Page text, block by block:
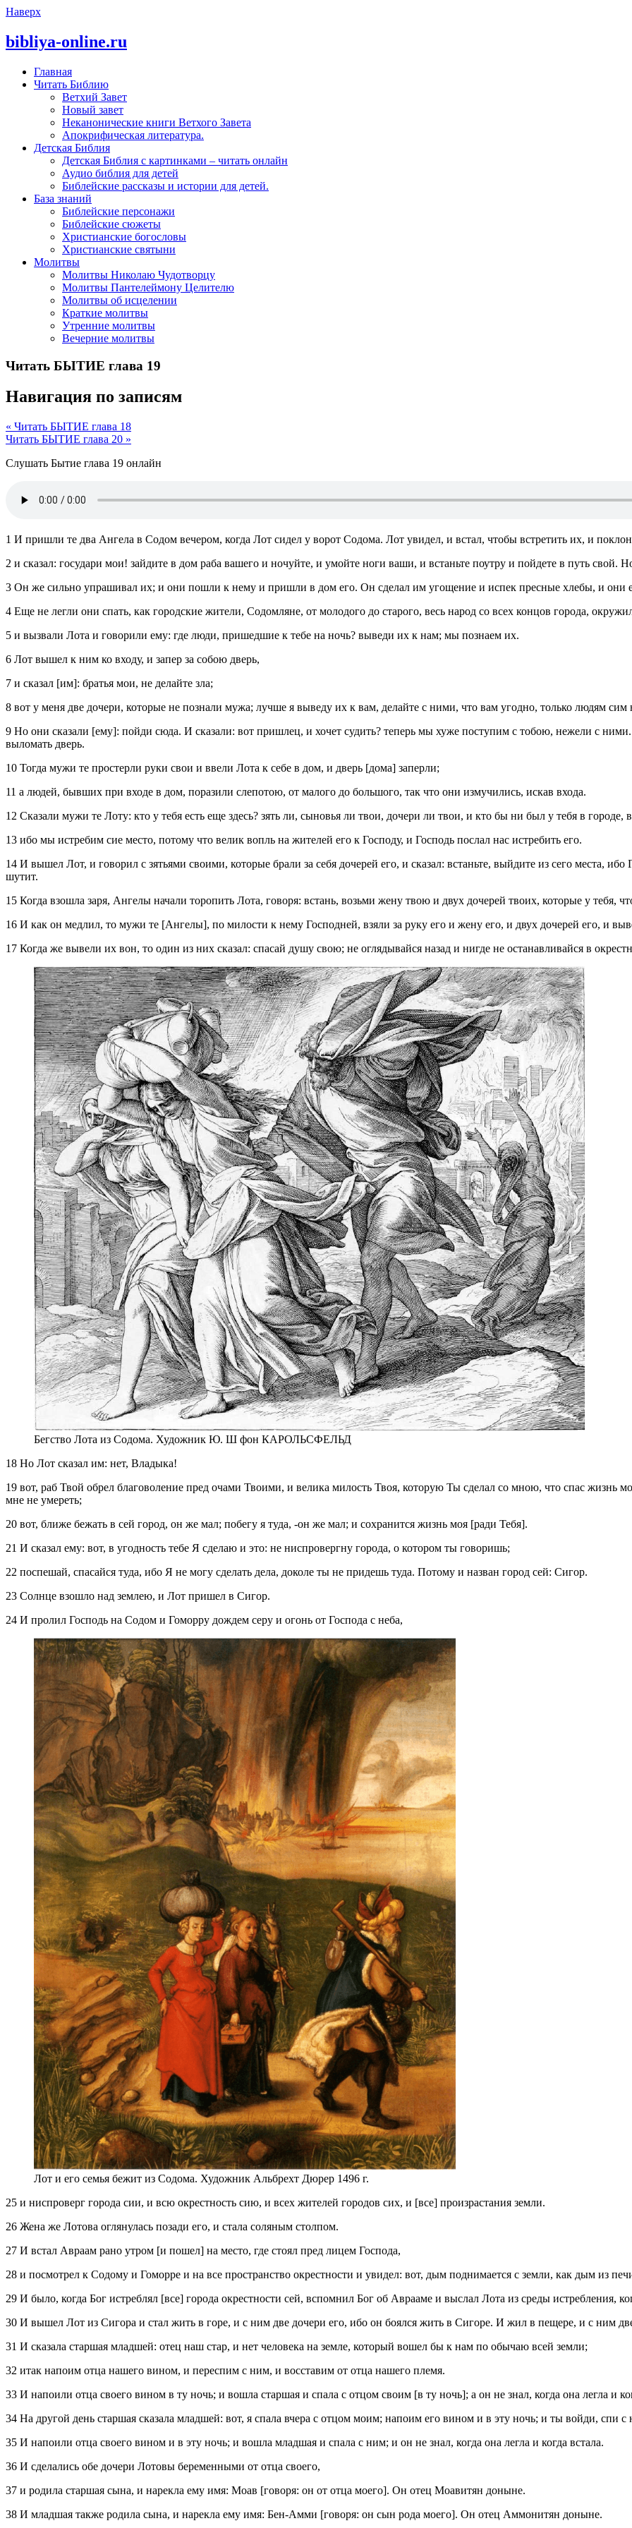
Наверх
bibliya-online.ru
Главная
Читать Библию
Ветхий Завет
Новый завет
Неканонические книги Ветхого Завета
Апокрифическая литература.
Детская Библия
Детская Библия с картинками – читать онлайн
Аудио библия для детей
Библейские рассказы и истории для детей.
База знаний
Библейские персонажи
Библейские сюжеты
Христианские богословы
Христианские святыни
Молитвы
Молитвы Николаю Чудотворцу
Молитвы Пантелеймону Целителю
Молитвы об исцелении
Краткие молитвы
Утренние молитвы
Вечерние молитвы
Читать БЫТИЕ глава 19
Навигация по записям
« Читать БЫТИЕ глава 18
Читать БЫТИЕ глава 20 »
Слушать Бытие глава 19 онлайн
1 И пришли те два Ангела в Содом вечером, когда Лот сидел у ворот Содома. Лот увидел, и встал, чтобы встретить их, и
2 и сказал: государи мои! зайдите в дом раба вашего и ночуйте, и умойте ноги ваши, и встаньте поутру и пойдете в путь свой.
3 Он же сильно упрашивал их; и они пошли к нему и пришли в дом его. Он сделал им угощение и испек пресные хлебы, и они
4 Еще не легли они спать, как городские жители, Содомляне, от молодого до старого, весь народ со всех концов города,
5 и вызвали Лота и говорили ему: где люди, пришедшие к тебе на ночь? выведи их к нам; мы познаем их.
6 Лот вышел к ним ко входу, и запер за собою дверь,
7 и сказал [им]: братья мои, не делайте зла;
8 вот у меня две дочери, которые не познали мужа; лучше я выведу их к вам, делайте с ними, что вам угодно, только людям
9 Но они сказали [ему]: пойди сюда. И сказали: вот пришлец, и хочет судить? теперь мы хуже поступим с тобою, нежели с
выломать дверь.
10 Тогда мужи те простерли руки свои и ввели Лота к себе в дом, и дверь [дома] заперли;
11 а людей, бывших при входе в дом, поразили слепотою, от малого до большого, так что они измучились, искав входа.
12 Сказали мужи те Лоту: кто у тебя есть еще здесь? зять ли, сыновья ли твои, дочери ли твои, и кто бы ни был у тебя в городе,
13 ибо мы истребим сие место, потому что велик вопль на жителей его к Господу, и Господь послал нас истребить его.
14 И вышел Лот, и говорил с зятьями своими, которые брали за себя дочерей его, и сказал: встаньте, выйдите из сего места, ибо
шутит.
15 Когда взошла заря, Ангелы начали торопить Лота, говоря: встань, возьми жену твою и двух дочерей твоих, которые у тебя,
16 И как он медлил, то мужи те [Ангелы], по милости к нему Господней, взяли за руку его и жену его, и двух дочерей его, и
17 Когда же вывели их вон, то один из них сказал: спасай душу свою; не оглядывайся назад и нигде не останавливайся в
Бегство Лота из Содома. Художник Ю. Ш фон КАРОЛЬСФЕЛЬД
18 Но Лот сказал им: нет, Владыка!
19 вот, раб Твой обрел благоволение пред очами Твоими, и велика милость Твоя, которую Ты сделал со мною, что спас жизнь
мне не умереть;
20 вот, ближе бежать в сей город, он же мал; побегу я туда, ‑он же мал; и сохранится жизнь моя [ради Тебя].
21 И сказал ему: вот, в угодность тебе Я сделаю и это: не ниспровергну города, о котором ты говоришь;
22 поспешай, спасайся туда, ибо Я не могу сделать дела, доколе ты не придешь туда. Потому и назван город сей: Сигор.
23 Солнце взошло над землею, и Лот пришел в Сигор.
24 И пролил Господь на Содом и Гоморру дождем серу и огонь от Господа с неба,
Лот и его семья бежит из Содома. Художник Альбрехт Дюрер 1496 г.
25 и ниспроверг города сии, и всю окрестность сию, и всех жителей городов сих, и [все] произрастания земли.
26 Жена же Лотова оглянулась позади его, и стала соляным столпом.
27 И встал Авраам рано утром [и пошел] на место, где стоял пред лицем Господа,
28 и посмотрел к Содому и Гоморре и на все пространство окрестности и увидел: вот, дым поднимается с земли, как дым из
29 И было, когда Бог истреблял [все] города окрестности сей, вспомнил Бог об Аврааме и выслал Лота из среды истребления,
30 И вышел Лот из Сигора и стал жить в горе, и с ним две дочери его, ибо он боялся жить в Сигоре. И жил в пещере, и с ним
31 И сказала старшая младшей: отец наш стар, и нет человека на земле, который вошел бы к нам по обычаю всей земли;
32 итак напоим отца нашего вином, и переспим с ним, и восставим от отца нашего племя.
33 И напоили отца своего вином в ту ночь; и вошла старшая и спала с отцом своим [в ту ночь]; а он не знал, когда она легла и
34 На другой день старшая сказала младшей: вот, я спала вчера с отцом моим; напоим его вином и в эту ночь; и ты войди, спи
35 И напоили отца своего вином и в эту ночь; и вошла младшая и спала с ним; и он не знал, когда она легла и когда встала.
36 И сделались обе дочери Лотовы беременными от отца своего,
37 и родила старшая сына, и нарекла ему имя: Моав [говоря: он от отца моего]. Он отец Моавитян доныне.
38 И младшая также родила сына, и нарекла ему имя: Бен‑Амми [говоря: он сын рода моего]. Он отец Аммонитян доныне.